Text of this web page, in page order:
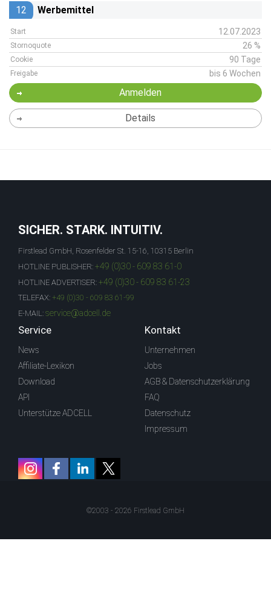
12 Werbemittel
Start 12.07.2023
Stornoquote 26 %
Cookie 90 Tage
Freigabe bis 6 Wochen
Anmelden
Details
SICHER. STARK. INTUITIV.
Firstlead GmbH, Rosenfelder St. 15-16, 10315 Berlin
HOTLINE PUBLISHER: +49 (0)30 - 609 83 61-0
HOTLINE ADVERTISER: +49 (0)30 - 609 83 61-23
TELEFAX: +49 (0)30 - 609 83 61-99
E-MAIL: service@adcell.de
Service
News
Affiliate-Lexikon
Download
API
Unterstütze ADCELL
Kontakt
Unternehmen
Jobs
AGB & Datenschutzerklärung
FAQ
Datenschutz
Impressum
©2003 - 2026 Firstlead GmbH